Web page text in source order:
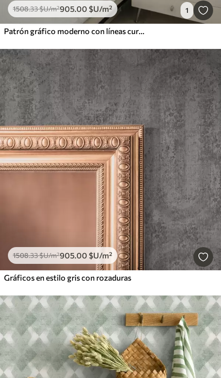
1508.33$U/m²905.00 $U/m² 1
Patrón gráfico moderno con líneas curvas
1508.33$U/m²905.00 $U/m²
Gráficos en estilo gris con rozaduras